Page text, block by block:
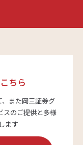
ちら
また岡三証券グ
スのご提供と多様
ます